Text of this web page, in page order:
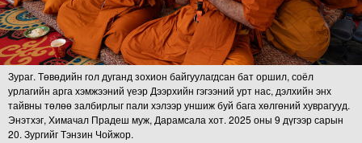
Зураг. Төвөдийн гол дуганд зохион байгуулагдсан бат оршил, соёл
урлагийн арга хэмжээний үеэр Дээрхийн гэгээний урт нас, дэлхийн энх
тайвны төлөө залбирлыг пали хэлээр уншиж буй бага хөлгөний хуврагууд.
Энэтхэг, Химачал Прадеш муж, Дарамсала хот. 2025 оны 9 дүгээр сарын
20. Зургийг Тэнзин Чойжор.